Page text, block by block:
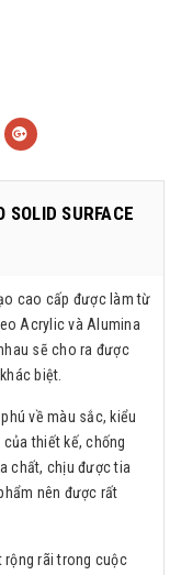
SURFACE
cao cấp được làm từ
Acrylic và Alumina
sẽ cho ra được
biệt.
về màu sắc, kiểu
thiết kế, chống
chất, chịu được tia
nên được rất
rãi trong cuộc